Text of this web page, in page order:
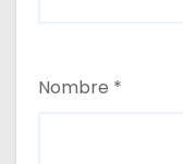
Nombre *